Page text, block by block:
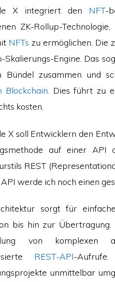
X integriert den NFT-
ZK-Rollup-
NFTs zu ermöglichen. Die
Skalierungs-Engine. Das
Bündel zusammen und
Blockchain . Dies führt zu
kosten.
X soll Entwicklern den
auf einer API
REST
werde ich noch einen
sorgt für
bis hin zur
von komplexen
REST-API-
unmittelbar